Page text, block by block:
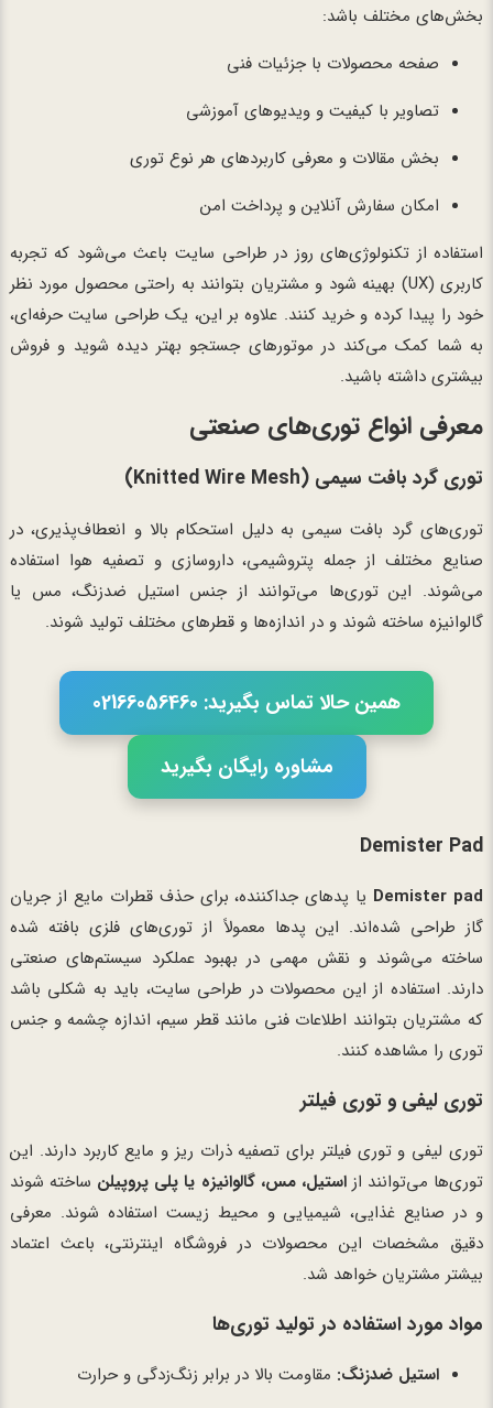
بخش‌های مختلف باشد:
صفحه محصولات با جزئیات فنی
تصاویر با کیفیت و ویدیوهای آموزشی
بخش مقالات و معرفی کاربردهای هر نوع توری
امکان سفارش آنلاین و پرداخت امن
استفاده از تکنولوژی‌های روز در طراحی سایت باعث می‌شود که تجربه
کاربری (UX) بهینه شود و مشتریان بتوانند به راحتی محصول مورد نظر
خود را پیدا کرده و خرید کنند. علاوه بر این، یک طراحی سایت حرفه‌ای،
به شما کمک می‌کند در موتورهای جستجو بهتر دیده شوید و فروش
بیشتری داشته باشید.
معرفی انواع توری‌های صنعتی
توری گرد بافت سیمی (Knitted Wire Mesh)
توری‌های گرد بافت سیمی به دلیل استحکام بالا و انعطاف‌پذیری، در
صنایع مختلف از جمله پتروشیمی، داروسازی و تصفیه هوا استفاده
می‌شوند. این توری‌ها می‌توانند از جنس استیل ضدزنگ، مس یا
گالوانیزه ساخته شوند و در اندازه‌ها و قطرهای مختلف تولید شوند.
همین حالا تماس بگیرید: 02166056460
مشاوره رایگان بگیرید
Demister Pad
Demister pad یا پدهای جداکننده، برای حذف قطرات مایع از جریان
گاز طراحی شده‌اند. این پدها معمولاً از توری‌های فلزی بافته شده
ساخته می‌شوند و نقش مهمی در بهبود عملکرد سیستم‌های صنعتی
دارند. استفاده از این محصولات در طراحی سایت، باید به شکلی باشد
که مشتریان بتوانند اطلاعات فنی مانند قطر سیم، اندازه چشمه و جنس
توری را مشاهده کنند.
توری لیفی و توری فیلتر
توری لیفی و توری فیلتر برای تصفیه ذرات ریز و مایع کاربرد دارند. این
توری‌ها می‌توانند ازاستیل، مس، گالوانیزه یا پلی پروپیلن ساخته شوند
و در صنایع غذایی، شیمیایی و محیط زیست استفاده شوند. معرفی
دقیق مشخصات این محصولات در فروشگاه اینترنتی، باعث اعتماد
بیشتر مشتریان خواهد شد.
مواد مورد استفاده در تولید توری‌ها
استیل ضدزنگ: مقاومت بالا در برابر زنگ‌زدگی و حرارت